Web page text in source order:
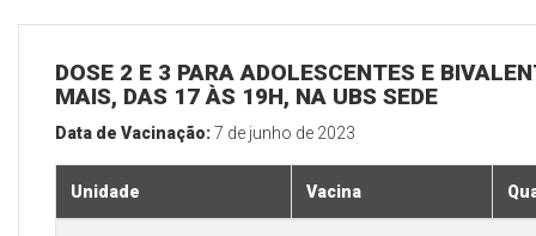
DOSE 2 E 3 PARA ADOLESCENTES E
MAIS, DAS 17 ÀS 19H, NA UBS SEDE
Data de Vacinação:7 de junho de 2023
Unidade Vacina